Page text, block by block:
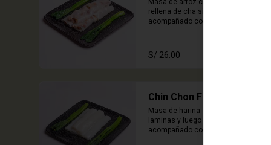
Masa de arroz cocida en laminas
rellena de cha siu, cebolla china
acompañado con salsa de sillao
S/ 26.00
Chin Chon Fan Solo
Masa de harina de arroz cocida en
laminas y luego enrollado,
acompañado con salsa de sillao